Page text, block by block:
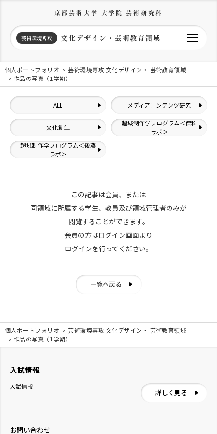
京都芸術大学 大学院 芸術研究科
芸術環境専攻 文化デザイン・芸術教育領域
個人ポートフォリオ
芸術環境専攻 文化デザイン・ 芸術教育領域
作品の写真（1学期）
ALL メディアコンテンツ研究
文化創生
超域制作学プログラム＜保科
ラボ＞
超域制作学プログラム＜後藤
ラボ＞
この記事は会員、または
同領域に所属する学生、教員及び領域管理者のみが
閲覧することができます。
会員の方はログイン画面より
ログインを行ってください。
一覧へ戻る
個人ポートフォリオ
芸術環境専攻 文化デザイン・ 芸術教育領域
作品の写真（1学期）
お問い合わせ
入試情報
入試情報
詳しく見る